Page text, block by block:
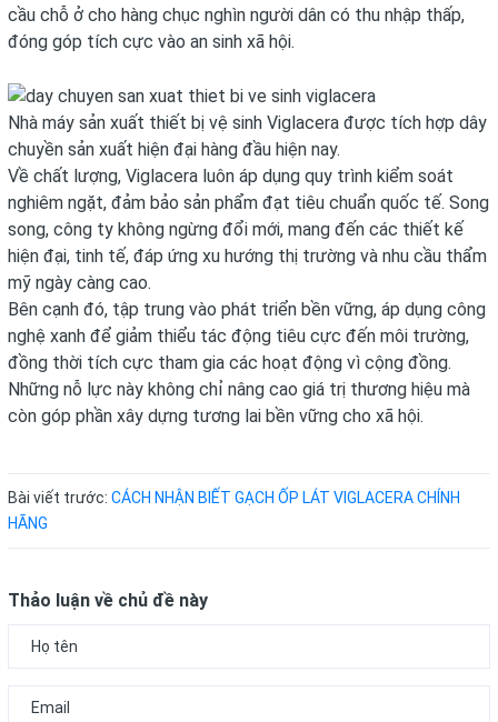
cầu chỗ ở cho hàng chục nghìn người dân có thu nhập thấp,
đóng góp tích cực vào an sinh xã hội.
Nhà máy sản xuất thiết bị vệ sinh Viglacera được tích hợp dây
chuyền sản xuất hiện đại hàng đầu hiện nay.
Về chất lượng, Viglacera luôn áp dụng quy trình kiểm soát
nghiêm ngặt, đảm bảo sản phẩm đạt tiêu chuẩn quốc tế. Song
song, công ty không ngừng đổi mới, mang đến các thiết kế
hiện đại, tinh tế, đáp ứng xu hướng thị trường và nhu cầu thẩm
mỹ ngày càng cao.
Bên cạnh đó, tập trung vào phát triển bền vững, áp dụng công
nghệ xanh để giảm thiểu tác động tiêu cực đến môi trường,
đồng thời tích cực tham gia các hoạt động vì cộng đồng.
Những nỗ lực này không chỉ nâng cao giá trị thương hiệu mà
còn góp phần xây dựng tương lai bền vững cho xã hội.
Bài viết trước: CÁCH NHẬN BIẾT GẠCH ỐP LÁT VIGLACERA CHÍNH
HÃNG
Thảo luận về chủ đề này